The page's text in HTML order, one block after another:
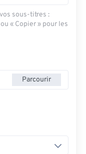
sous-titres :
« Copier » pour les
Parcourir